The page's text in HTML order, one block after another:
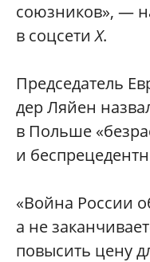
союзников», —
в соцсетиX.
Председатель
дер Ляйен
в Польше
и
«Война России
а не
повысить цену